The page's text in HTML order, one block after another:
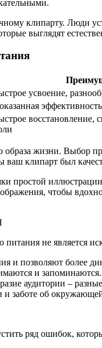
клипарту. Люди
выглядят
усвоение,
жизни. Выбор
клипарт был
простой
чтобы
не является
и позволяют более
и запоминаются.
аудитории –
заботе об
ряд ошибок,